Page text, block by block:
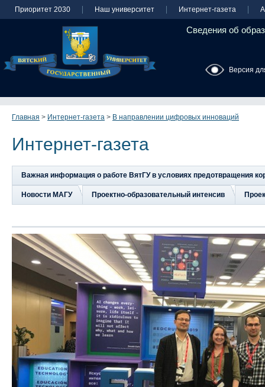
Приоритет 2030 Наш университет Интернет-газета
Сведения об
Версия
Главная > Интернет-газета > В направлении цифровых инноваций
Интернет-газета
Важная информация о работе ВятГУ в условиях предотвращения
Новости МАГУ Проектно-образовательный интенсив